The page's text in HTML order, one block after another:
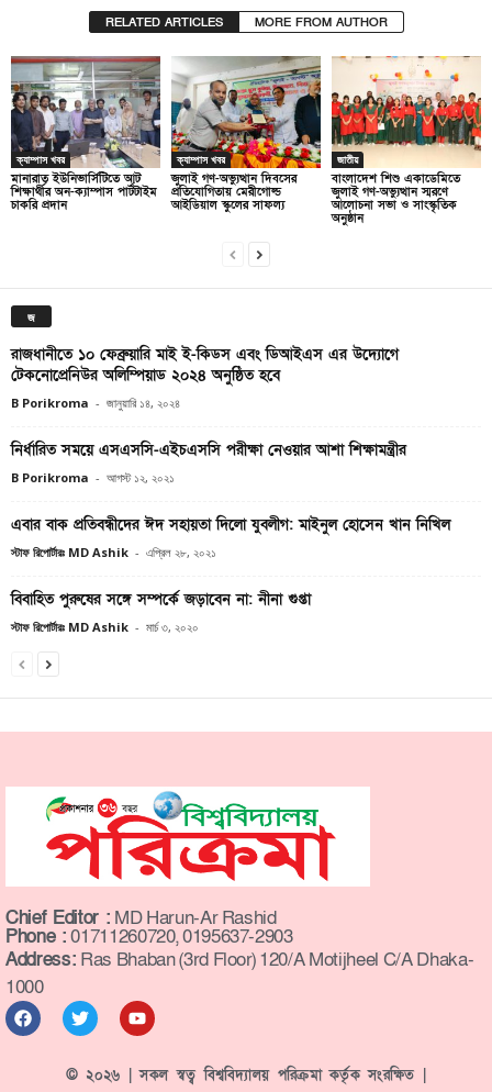
RELATED ARTICLES MORE FROM AUTHOR
ক্যাম্পাস খবর
মানারাত ইউনিভার্সিটিতে আট
শিক্ষার্থীর অন-ক্যাম্পাস পার্টটাইম
চাকরি প্রদান
ক্যাম্পাস খবর
জুলাই গণ-অভ্যুত্থান দিবসের
প্রতিযোগিতায় মেরীগোল্ড
আইডিয়াল স্কুলের সাফল্য
জাতীয়
বাংলাদেশ শিশু একাডেমিতে
জুলাই গণ-অভ্যুত্থান স্মরণে
আলোচনা সভা ও সাংস্কৃতিক
অনুষ্ঠান
জ
রাজধানীতে ১০ ফেব্রুয়ারি মাই ই-কিডস এবং ডিআইএস এর উদ্যোগে
টেকনোপ্রেনিউর অলিম্পিয়াড ২০২৪ অনুষ্ঠিত হবে
B Porikroma - জানুয়ারি ১৪, ২০২৪
নির্ধারিত সময়ে এসএসসি-এইচএসসি পরীক্ষা নেওয়ার আশা শিক্ষামন্ত্রীর
B Porikroma - আগস্ট ১২, ২০২১
এবার বাক প্রতিবন্ধীদের ঈদ সহায়তা দিলো যুবলীগ: মাইনুল হোসেন খান নিখিল
স্টাফ রিপোর্টারঃ MD Ashik - এপ্রিল ২৮, ২০২১
বিবাহিত পুরুষের সঙ্গে সম্পর্কে জড়াবেন না: নীনা গুপ্তা
স্টাফ রিপোর্টারঃ MD Ashik - মার্চ ৩, ২০২০
Chief Editor : MD Harun-Ar Rashid
Phone :01711260720, 0195637-2903
Address: Ras Bhaban (3rd Floor) 120/A Motijheel C/A Dhaka-
1000
© ২০২৬ | সকল স্বত্ব বিশ্ববিদ্যালয় পরিক্রমা কর্তৃক সংরক্ষিত |